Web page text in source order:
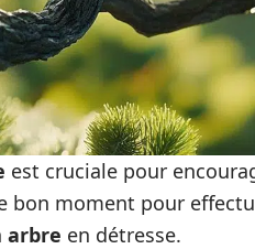
est cruciale pour
bon moment pour
arbre en détresse.